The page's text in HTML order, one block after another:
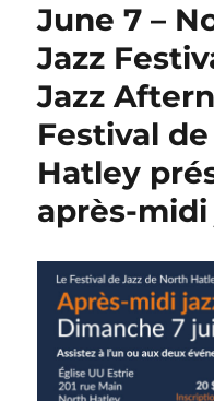
June 7 –
Jazz
Jazz
Festival
Hatley
après-midi